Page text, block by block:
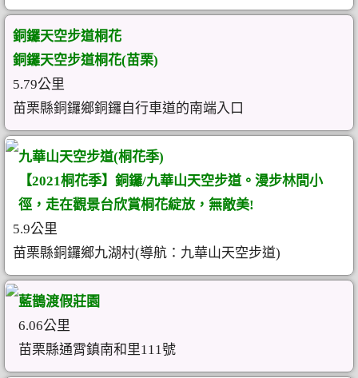
銅鑼天空步道桐花
銅鑼天空步道桐花(苗栗)
5.79公里
苗栗縣銅鑼鄉銅鑼自行車道的南端入口
九華山天空步道(桐花季)
【2021桐花季】銅鑼/九華山天空步道。漫步林間小
徑，走在觀景台欣賞桐花綻放，無敵美!
5.9公里
苗栗縣銅鑼鄉九湖村(導航：九華山天空步道)
藍鵲渡假莊園
6.06公里
苗栗縣通霄鎮南和里111號